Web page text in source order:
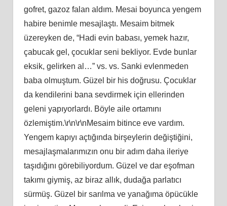
gofret, gazoz falan aldım. Mesai boyunca yengem
habire benimle mesajlaştı. Mesaim bitmek
üzereyken de, “Hadi evin babası, yemek hazır,
çabucak gel, çocuklar seni bekliyor. Evde bunlar
eksik, gelirken al…” vs. vs. Sanki evlenmeden
baba olmuştum. Güzel bir his doğrusu. Çocuklar
da kendilerini bana sevdirmek için ellerinden
geleni yapıyorlardı. Böyle aile ortamını
özlemiştim.\r\n\r\nMesaim bitince eve vardım.
Yengem kapıyı açtığında birşeylerin değiştiğini,
mesajlaşmalarımızın onu bir adım daha ileriye
taşıdığını görebiliyordum. Güzel ve dar eşofman
takımı giymiş, az biraz allık, dudağa parlatıcı
sürmüş. Güzel bir sarılma ve yanağıma öpücükle